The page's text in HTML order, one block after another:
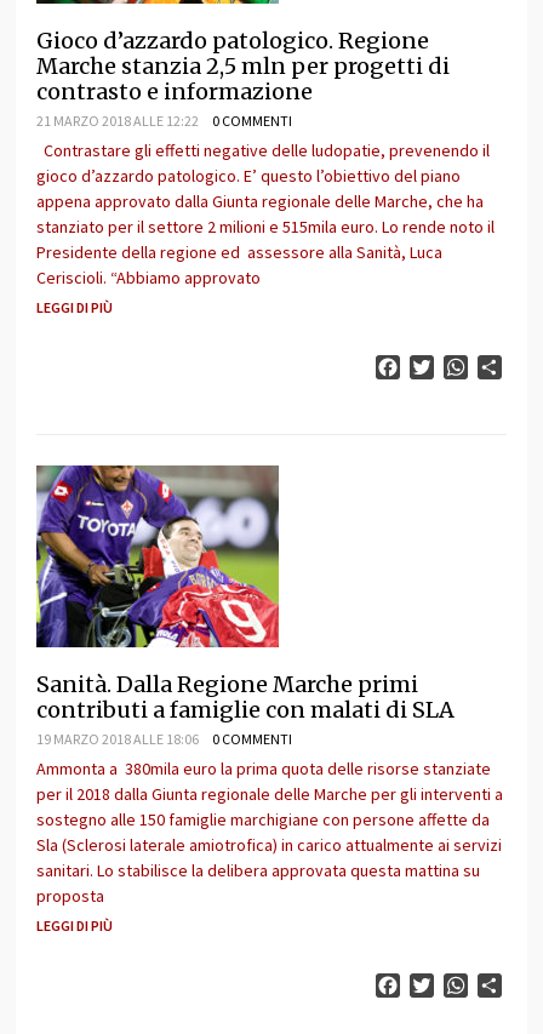
Gioco d’azzardo patologico. Regione
Marche stanzia 2,5 mln per progetti di
contrasto e informazione
21 MARZO 2018 ALLE 12:22 0 COMMENTI
Contrastare gli effetti negative delle ludopatie, prevenendo il
gioco d’azzardo patologico. E’ questo l’obiettivo del piano
appena approvato dalla Giunta regionale delle Marche, che ha
stanziato per il settore 2 milioni e 515mila euro. Lo rende noto il
Presidente della regione ed assessore alla Sanità, Luca
Ceriscioli. “Abbiamo approvato
LEGGI DI PIÙ
FacebookTwitter
Sanità. Dalla Regione Marche primi
contributi a famiglie con malati di SLA
19 MARZO 2018 ALLE 18:06 0 COMMENTI
Ammonta a 380mila euro la prima quota delle risorse stanziate
per il 2018 dalla Giunta regionale delle Marche per gli interventi a
sostegno alle 150 famiglie marchigiane con persone affette da
Sla (Sclerosi laterale amiotrofica) in carico attualmente ai servizi
sanitari. Lo stabilisce la delibera approvata questa mattina su
proposta
LEGGI DI PIÙ
FacebookTwitter